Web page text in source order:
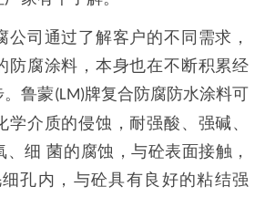
公司通过了解客户的不同需求，
防腐涂料，本身也在不断积累经
。鲁蒙(LM)牌复合防腐防水涂料可
学介质的侵蚀，耐强酸、强碱、
细 菌的腐蚀，与砼表面接触，
孔内，与砼具有良好的粘结强